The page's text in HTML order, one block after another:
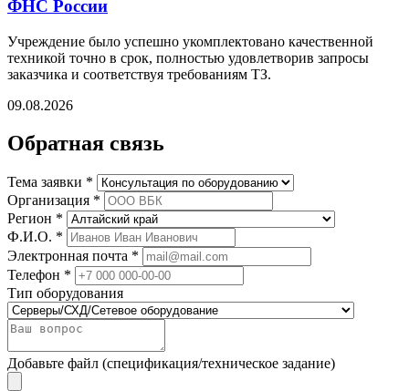
ФНС России
Учреждение было успешно укомплектовано качественной
техникой точно в срок, полностью удовлетворив запросы
заказчика и соответствуя требованиям ТЗ.
09.08.2026
Обратная связь
Тема заявки *
Организация *
Регион *
Ф.И.О. *
Электронная почта *
Телефон *
Тип оборудования
Добавьте файл (спецификация/техническое задание)